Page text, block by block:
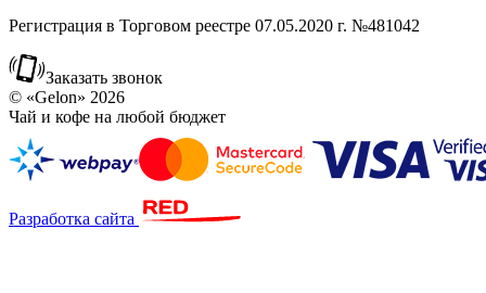
Регистрация в Торговом реестре 07.05.2020 г. №481042
Заказать звонок
© «Gelon» 2026
Чай и кофе на любой бюджет
Разработка сайта